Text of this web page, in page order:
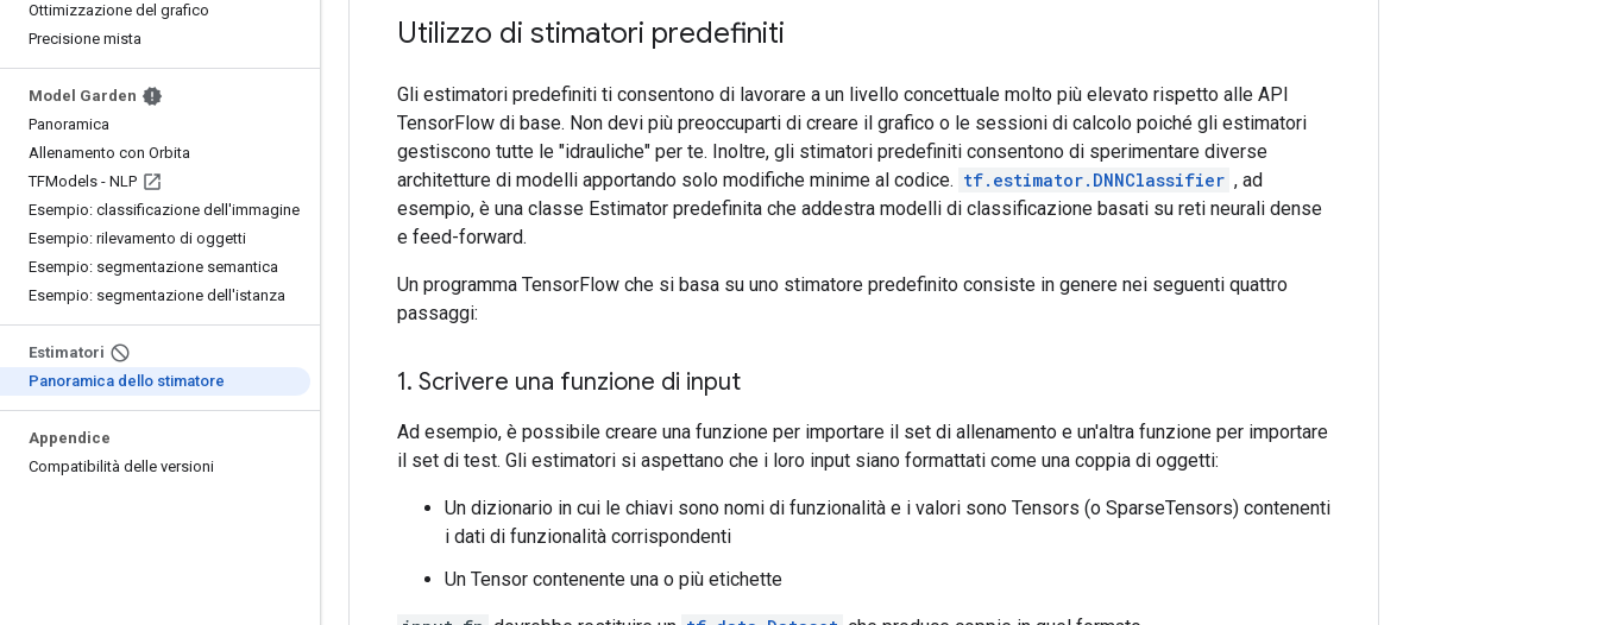
Ottimizzazione del grafico
Precisione mista
Model Garden
Panoramica
Allenamento con Orbita
TFModels - NLP
Esempio: classificazione dell'immagine
Esempio: rilevamento di oggetti
Esempio: segmentazione semantica
Esempio: segmentazione dell'istanza
Estimatori
Panoramica dello stimatore
Appendice
Compatibilità delle versioni
Utilizzo di stimatori predefiniti
Gli estimatori predefiniti ti consentono di lavorare a un livello concettuale molto più elevato rispetto alle API
TensorFlow di base. Non devi più preoccuparti di creare il grafico o le sessioni di calcolo poiché gli estimatori
gestiscono tutte le "idrauliche" per te. Inoltre, gli stimatori predefiniti consentono di sperimentare diverse
architetture di modelli apportando solo modifiche minime al codice. tf.estimator.DNNClassifier , ad
esempio, è una classe Estimator predefinita che addestra modelli di classificazione basati su reti neurali dense
e feed-forward.
Un programma TensorFlow che si basa su uno stimatore predefinito consiste in genere nei seguenti quattro
passaggi:
1. Scrivere una funzione di input
Ad esempio, è possibile creare una funzione per importare il set di allenamento e un'altra funzione per importare
il set di test. Gli estimatori si aspettano che i loro input siano formattati come una coppia di oggetti:
Un dizionario in cui le chiavi sono nomi di funzionalità e i valori sono Tensors (o SparseTensors) contenenti
i dati di funzionalità corrispondenti
Un Tensor contenente una o più etichette